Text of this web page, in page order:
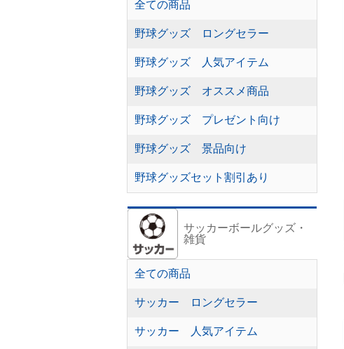
全ての商品
野球グッズ ロングセラー
野球グッズ 人気アイテム
野球グッズ オススメ商品
野球グッズ プレゼント向け
野球グッズ 景品向け
野球グッズセット割引あり
サッカーボールグッズ・
雑貨
全ての商品
サッカー ロングセラー
サッカー 人気アイテム